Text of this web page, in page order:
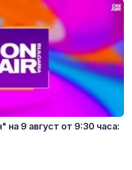
на 9 август от 9:30 часа: